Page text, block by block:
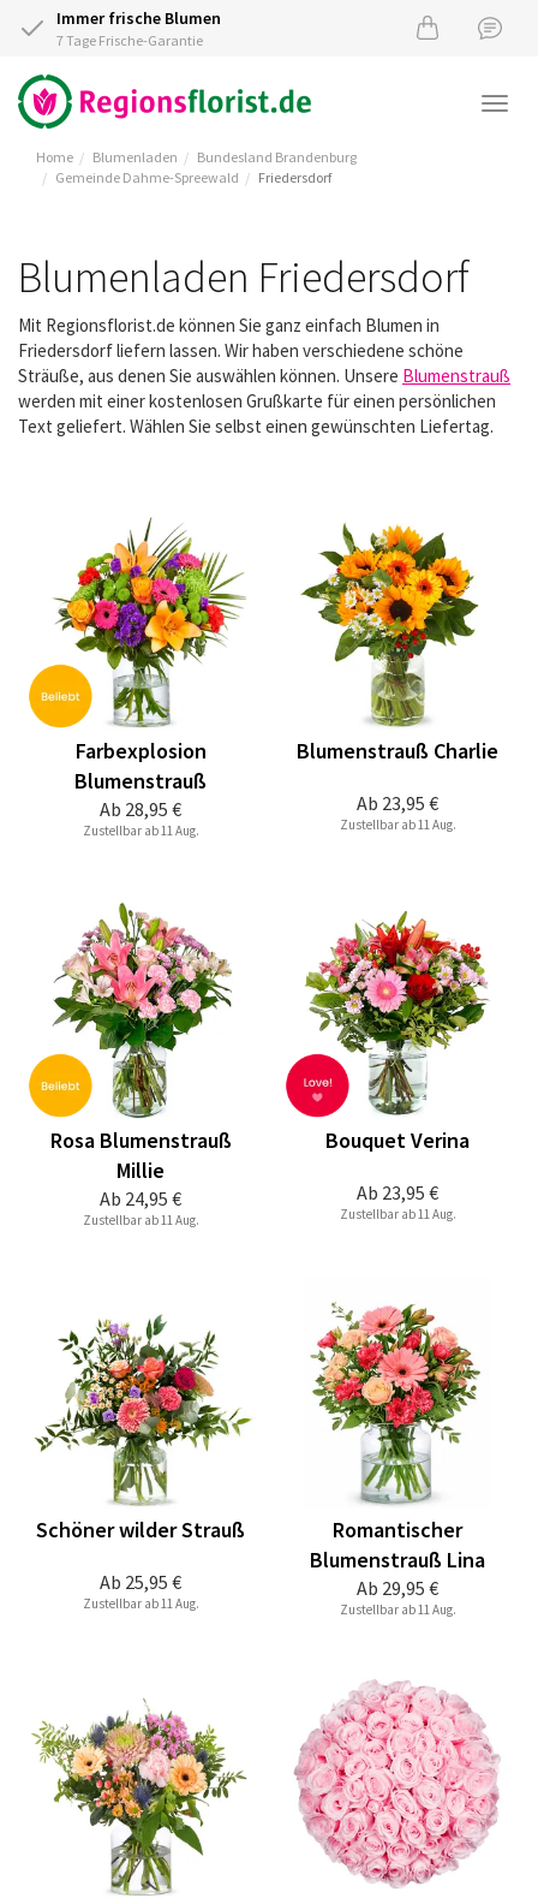
Immer frische Blumen
7 Tage Frische-Garantie
Home Blumenladen
Bundesland Brandenburg
Gemeinde Dahme-Spreewald
Friedersdorf
Blumenladen Friedersdorf
Mit Regionsflorist.de können Sie ganz einfach Blumen in
Friedersdorf liefern lassen. Wir haben verschiedene schöne
Sträuße, aus denen Sie auswählen können. Unsere Blumenstrauß
werden mit einer kostenlosen Grußkarte für einen persönlichen
Text geliefert. Wählen Sie selbst einen gewünschten Liefertag.
Ab 28,95 €
Farbexplosion
Blumenstrauß
Zustellbar ab 11 Aug.
Ab 23,95 €
Blumenstrauß Charlie
Zustellbar ab 11 Aug.
Ab 24,95 €
Rosa Blumenstrauß
Millie
Zustellbar ab 11 Aug.
Ab 23,95 €
Bouquet Verina
Zustellbar ab 11 Aug.
Ab 25,95 €
Schöner wilder Strauß
Zustellbar ab 11 Aug.
Ab 29,95 €
Romantischer
Blumenstrauß Lina
Zustellbar ab 11 Aug.